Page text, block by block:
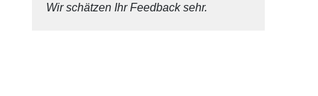
Wir schätzen Ihr Feedback sehr.